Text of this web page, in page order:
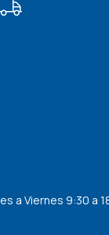
a Viernes 9:30 a